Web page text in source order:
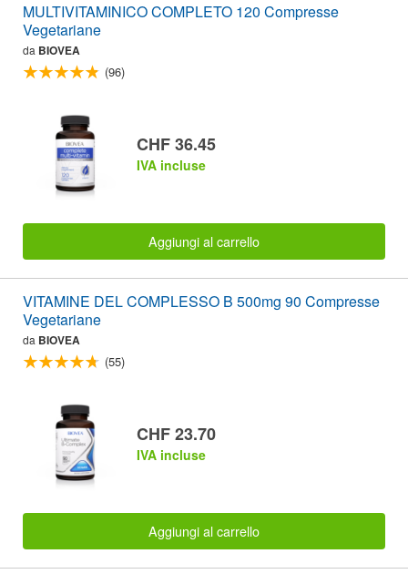
MULTIVITAMINICO COMPLETO 120 Compresse
Vegetariane
da BIOVEA
(96)
CHF 36.45
IVA incluse
Aggiungi al carrello
VITAMINE DEL COMPLESSO B 500mg 90 Compresse
Vegetariane
da BIOVEA
(55)
CHF 23.70
IVA incluse
Aggiungi al carrello